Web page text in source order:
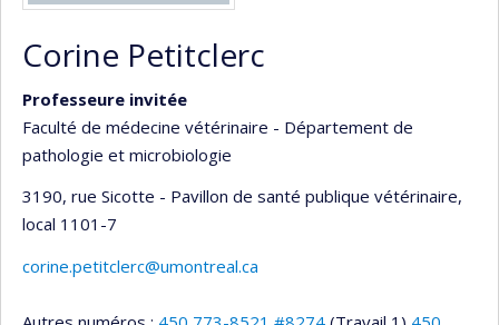
Corine Petitclerc
Professeure invitée
Faculté de médecine vétérinaire - Département de
pathologie et microbiologie
3190, rue Sicotte - Pavillon de santé publique vétérinaire,
local 1101-7
corine.petitclerc@umontreal.ca